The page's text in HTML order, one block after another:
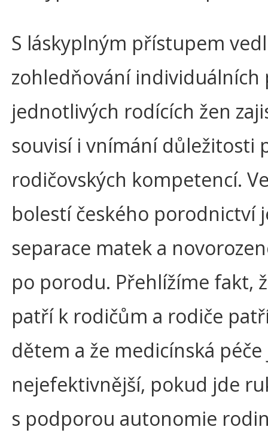
S láskyplným přístupem
zohledňování individuálních
jednotlivých rodících žen
souvisí i vnímání důležitosti
rodičovských kompetencí.
bolestí českého porodnictví
separace matek a
po porodu. Přehlížíme fakt,
patří k rodičům a rodiče
dětem a že medicínská péče
nejefektivnější, pokud jde
s podporou autonomie